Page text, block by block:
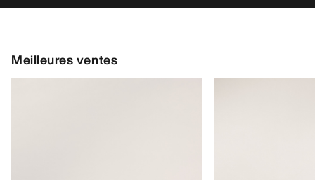
Meilleures ventes